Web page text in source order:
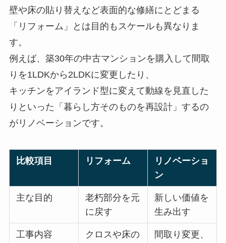
壁や床の貼り替えなど表面的な修繕にとどまる
「リフォーム」とは目的もスケールも異なりま
す。
例えば、築30年の中古マンションを購入して間取
りを1LDKから2LDKに変更したり、
キッチンをアイランド型に変えて動線を見直した
りといった「暮らし方そのものを再設計」するの
がリノベーションです。
比較項目 リフォーム
リノベーショ
ン
主な目的
老朽部分を元
に戻す
新しい価値を
生み出す
工事内容
クロスや床の
間取り変更、